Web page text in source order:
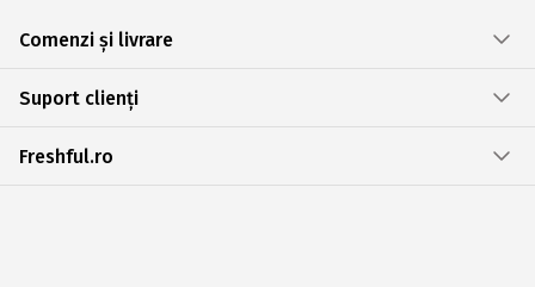
Comenzi și livrare
Suport clienți
Freshful.ro